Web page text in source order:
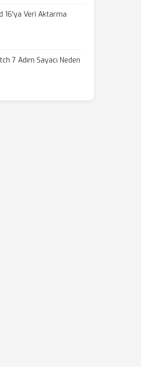
16'ya Veri Aktarma
7 Adım Sayacı Neden